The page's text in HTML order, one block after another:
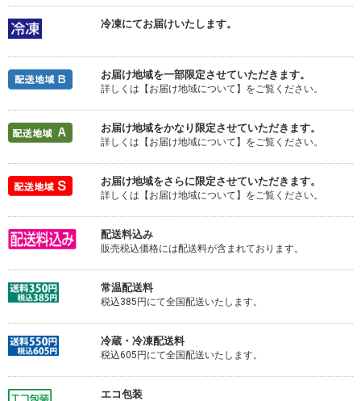
冷凍にてお届けいたします。
お届け地域を一部限定させていただきます。
詳しくは【お届け地域について】をご覧ください。
お届け地域をかなり限定させていただきます。
詳しくは【お届け地域について】をご覧ください。
お届け地域をさらに限定させていただきます。
詳しくは【お届け地域について】をご覧ください。
配送料込み
販売税込価格には配送料が含まれております。
常温配送料
税込385円にて全国配送いたします。
冷蔵・冷凍配送料
税込605円にて全国配送いたします。
エコ包装